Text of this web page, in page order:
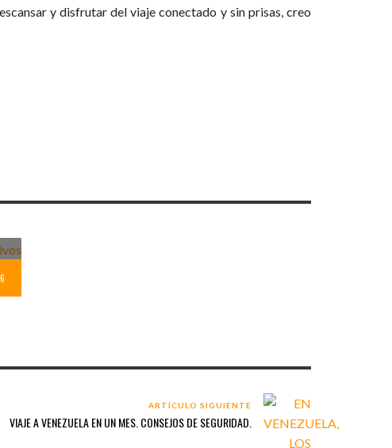
y disfrutar del viaje conectado y sin prisas, creo
6
ARTÍCULO SIGUIENTE
VIAJE A VENEZUELA EN UN MES. CONSEJOS DE SEGURIDAD.